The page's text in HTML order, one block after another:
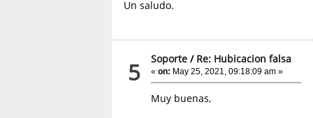
Un saludo.
5 Soporte / Re: Hubicacion falsa
«on: May 25, 2021, 09:18:09 am »
Muy buenas,